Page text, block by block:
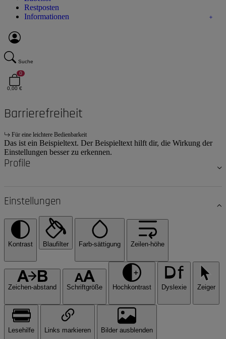
Restposten
Informationen
Suche
0
0,00 €
Barrierefreiheit
Für eine leichtere Bedienbarkeit
Das ist ein Beispieltext. Der Beispieltext hilft dir, die Wirkung der
Einstellungen besser zu erkennen.
Profile
Einstellungen
Kontrast Blaufilter Farb-sättigung Zeilen-höhe
Zeichen-abstand Schriftgröße Hochkontrast Dyslexie Zeiger
Lesehilfe Links markieren Bilder ausblenden